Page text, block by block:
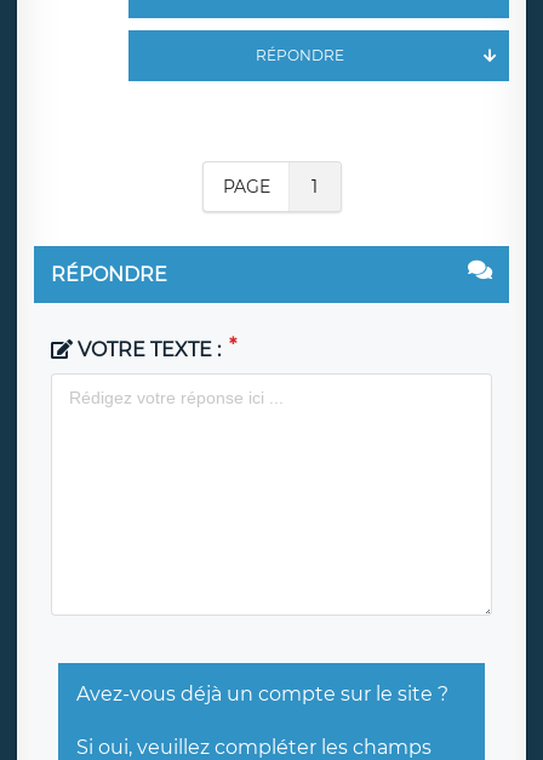
RÉPONDRE
PAGE 1
RÉPONDRE
VOTRE TEXTE :
Avez-vous déjà un compte sur le site ?
Si oui, veuillez compléter les champs